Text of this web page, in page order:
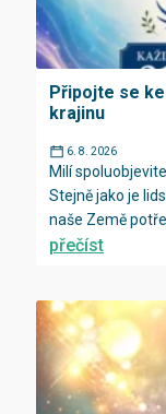
Připojte se
krajinu
6. 8. 2026
Milí
Stejně jako je
naše Země
přečíst